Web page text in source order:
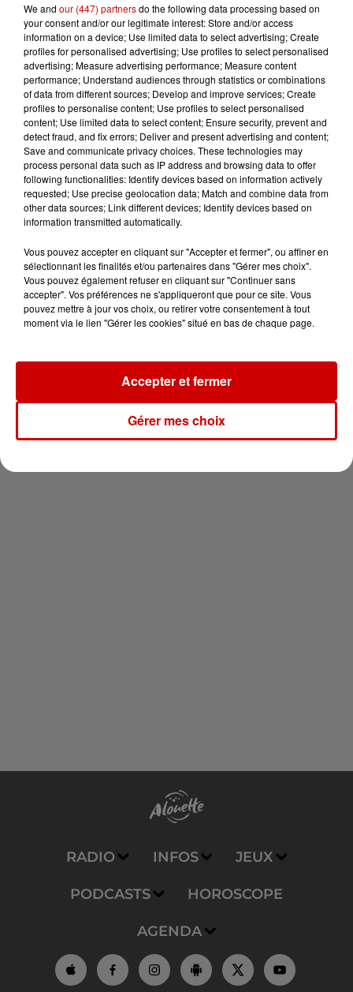
Gagnez vos entrées pour le
Musée du Sport Automobile au
Mans !
Alouette vous invite à
Futuroscope Xperiences !
Le Duel - Gagnez votre balade
en jet ski !
Newsletter
RADIO INFOS JEUX
PODCASTS HOROSCOPE
AGENDA
We and our (447) partnersdo the following data processing based on
your consent and/or our legitimate interest: Store and/or access
information on a device; Use limited data to select advertising; Create
profiles for personalised advertising; Use profiles to select personalised
advertising; Measure advertising performance; Measure content
performance; Understand audiences through statistics or combinations
of data from different sources; Develop and improve services; Create
profiles to personalise content; Use profiles to select personalised
content; Use limited data to select content; Ensure security, prevent and
detect fraud, and fix errors; Deliver and present advertising and content;
Save and communicate privacy choices. These technologies may
process personal data such as IP address and browsing data to offer
following functionalities: Identify devices based on information actively
requested; Use precise geolocation data; Match and combine data from
other data sources; Link different devices; Identify devices based on
information transmitted automatically.
Vous pouvez accepter en cliquant sur "Accepter et fermer", ou affiner en
sélectionnant les finalités et/ou partenaires dans "Gérer mes choix".
Vous pouvez également refuser en cliquant sur "Continuer sans
accepter". Vos préférences ne s'appliqueront que pour ce site. Vous
pouvez mettre à jour vos choix, ou retirer votre consentement à tout
moment via le lien "Gérer les cookies" situé en bas de chaque page.
Gérer mes choix
Accepter et fermer